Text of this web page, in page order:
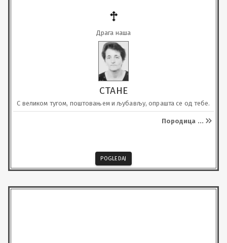
Драга наша
СТАНЕ
С великом тугом, поштовањем и љубављу, опрашта се од тебе.
Породица ...
POGLEDAJ